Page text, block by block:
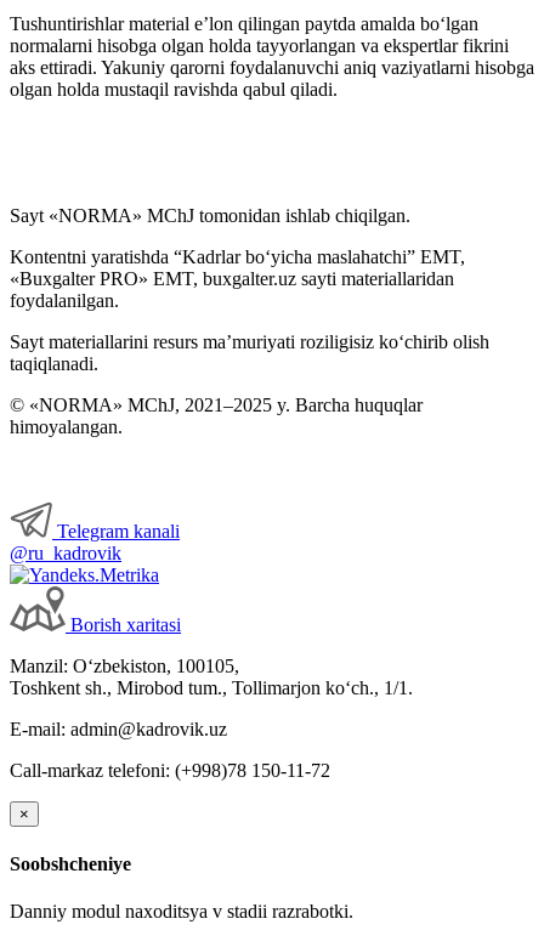
Tushuntirishlar material e’lon qilingan paytda amalda boʻlgan
normalarni hisobga olgan holda tayyorlangan va ekspertlar fikrini
aks ettiradi. Yakuniy qarorni foydalanuvchi aniq vaziyatlarni hisobga
olgan holda mustaqil ravishda qabul qiladi.
Sayt «NORMA» MChJ tomonidan ishlab chiqilgan.
Kontentni yaratishda “Kadrlar boʻyicha maslahatchi” EMT,
«Buxgalter PRO» EMT, buxgalter.uz sayti materiallaridan
foydalanilgan.
Sayt materiallarini resurs ma’muriyati roziligisiz koʻchirib olish
taqiqlanadi.
© «NORMA» MChJ, 2021–2025 y. Barcha huquqlar
himoyalangan.
Telegram kanali
@ru_kadrovik
Borish хaritasi
Manzil: Oʻzbekiston, 100105,
Toshkent sh., Mirobod tum., Tollimarjon koʻch., 1/1.
E-mail: admin@kadrovik.uz
Call-markaz telefoni: (+998)78 150-11-72
×
Soobshcheniye
Danniy modul naхoditsya v stadii razrabotki.